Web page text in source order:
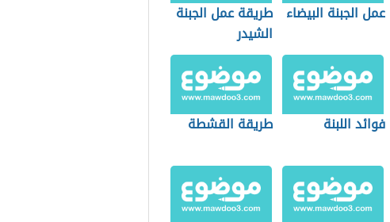
عمل الجبنة البيضاء طريقة عمل الجبنة
الشيدر
فوائد اللبنة طريقة القشطة